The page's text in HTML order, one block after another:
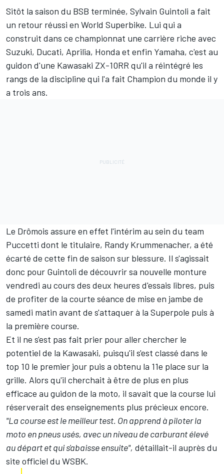
Sitôt la saison du BSB terminée, Sylvain Guintoli a fait
un retour réussi en World Superbike. Lui qui a
construit dans ce championnat une carrière riche avec
Suzuki, Ducati, Aprilia, Honda et enfin Yamaha, c'est au
guidon d'une Kawasaki ZX-10RR qu'il a réintégré les
rangs de la discipline qui l'a fait Champion du monde il y
a trois ans.
Le Drômois assure en effet l'intérim au sein du team
Puccetti dont le titulaire, Randy Krummenacher, a été
écarté de cette fin de saison sur blessure. Il s'agissait
donc pour Guintoli de découvrir sa nouvelle monture
vendredi au cours des deux heures d'essais libres, puis
de profiter de la courte séance de mise en jambe de
samedi matin avant de s'attaquer à la Superpole puis à
la première course.
Et il ne s'est pas fait prier pour aller chercher le
potentiel de la Kawasaki, puisqu'il s'est classé dans le
top 10 le premier jour puis a obtenu la 11e place sur la
grille. Alors qu'il cherchait à être de plus en plus
efficace au guidon de la moto, il savait que la course lui
réserverait des enseignements plus précieux encore.
"La course est le meilleur test. On apprend à piloter la
moto en pneus usés, avec un niveau de carburant élevé
au départ et qui s'abaisse ensuite", détaillait-il auprès du
site officiel du WSBK.